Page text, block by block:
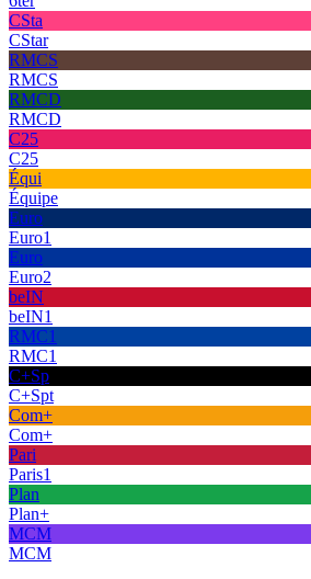
CSta
CStar
RMCS
RMCS
RMCD
RMCD
C25
C25
Équi
Équipe
Euro
Euro1
Euro
Euro2
beIN
beIN1
RMC1
RMC1
C+Sp
C+Spt
Com+
Com+
Pari
Paris1
Plan
Plan+
MCM
MCM